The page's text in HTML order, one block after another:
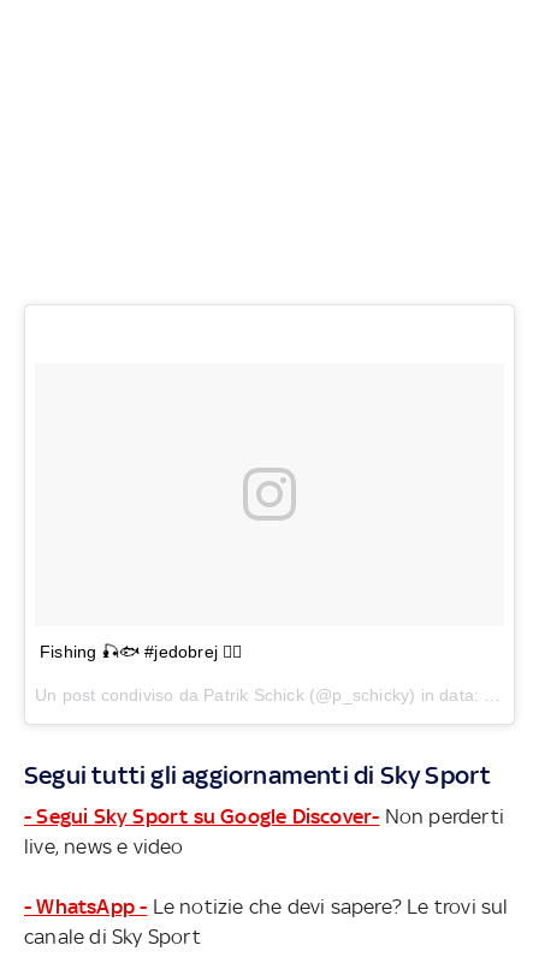
Fishing 🎣🐟 #jedobrej ✌🏼
Segui tutti gli aggiornamenti di Sky Sport
- Segui Sky Sport su Google Discover- Non perderti
live, news e video
- WhatsApp - Le notizie che devi sapere? Le trovi sul
canale di Sky Sport